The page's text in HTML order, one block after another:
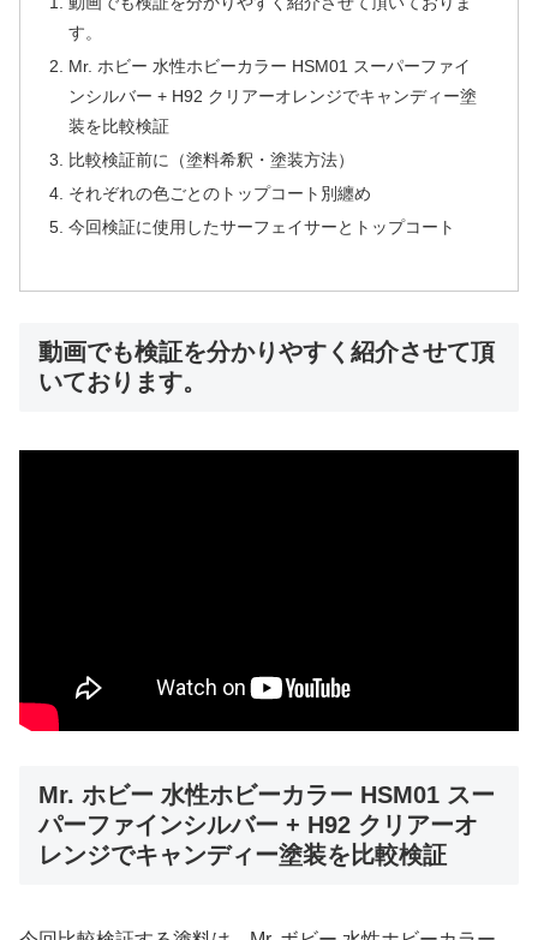
す。
Mr. ホビー 水性ホビーカラー HSM01 スーパーファイ
ンシルバー + H92 クリアーオレンジでキャンディー塗
装を比較検証
比較検証前に（塗料希釈・塗装方法）
それぞれの色ごとのトップコート別纏め
今回検証に使用したサーフェイサーとトップコート
動画でも検証を分かりやすく紹介させて頂
いております。
Mr. ホビー 水性ホビーカラー HSM01 スー
パーファインシルバー + H92 クリアーオ
レンジでキャンディー塗装を比較検証